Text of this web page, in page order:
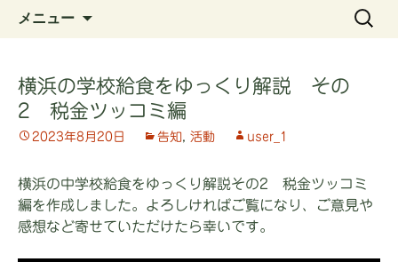
メニュー
ン
ツ
へ
ス
ッ
プ
検
横浜の学校給食をゆっくり解説 その
2 税金ツッコミ編
2023年8月20日 告知, 活動 user_1
横浜の中学校給食をゆっくり解説その2 税金ツッコミ
編を作成しました。よろしければご覧になり、ご意見や
感想など寄せていただけたら幸いです。